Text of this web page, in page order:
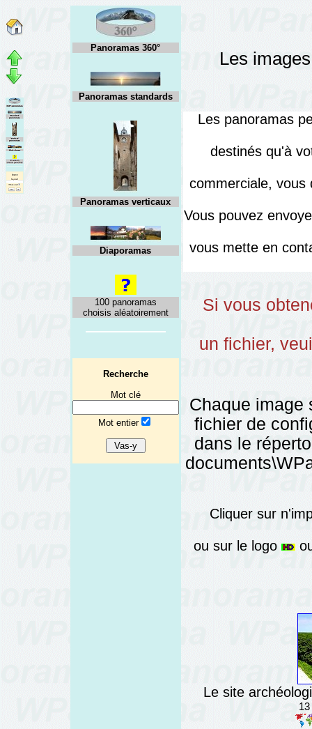
Panoramas 360°
Panoramas standards
Panoramas verticaux
Diaporamas
100 panoramas
choisis aléatoirement
Recherche
Mot clé
Mot entier
Les
Les panoramas
destinés qu'à
commerciale, vous
Vous pouvez
vous mette en
Si vous
un fichier,
Chaque
fichier de
dans le
Cliquer sur
ou sur le logo
Le site